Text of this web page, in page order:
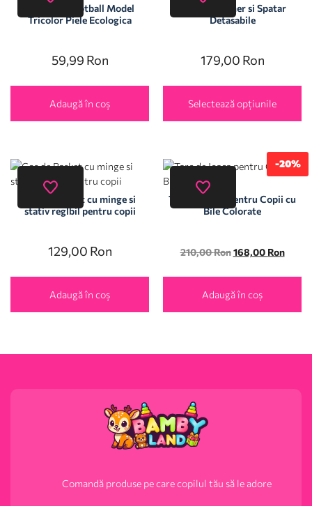
Minge de Football Model
Tricolor Piele Ecologica
59,99 Ron
Adaugă în coș
Sanie cu Maner si Spatar
Detasabile
179,00 Ron
Selectează opțiunile
Cos de Basket cu minge si
stativ reglbil pentru copii
129,00 Ron
Adaugă în coș
-20%
Tarc de Joaca pentru Copii cu
Bile Colorate
210,00Ron 168,00 Ron
Adaugă în coș
Comandă produse pe care copilul tău să le adore